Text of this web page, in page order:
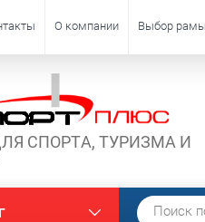
О компании Выбор рамы
СПОРТА, ТУРИЗМА И